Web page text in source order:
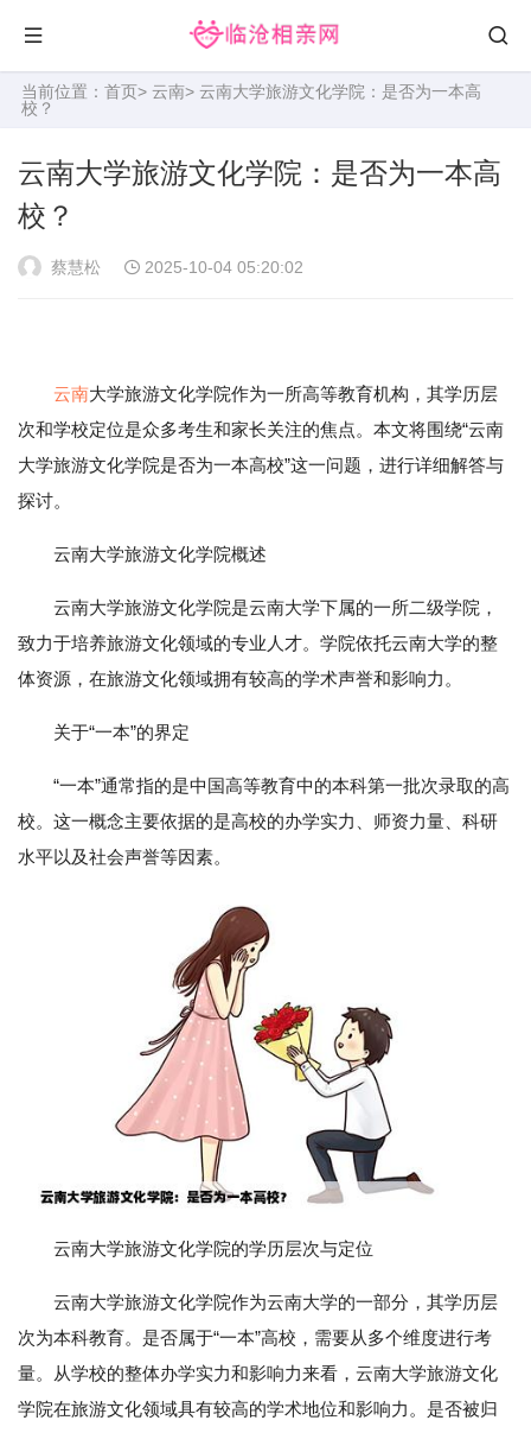
当前位置： 首页> 云南> 云南大学旅游文化学院：是否为一本高
校？
云南大学旅游文化学院：是否为一本高
校？
蔡慧松 2025-10-04 05:20:02
云南大学旅游文化学院作为一所高等教育机构，其学历层
次和学校定位是众多考生和家长关注的焦点。本文将围绕“云南
大学旅游文化学院是否为一本高校”这一问题，进行详细解答与
探讨。
云南大学旅游文化学院概述
云南大学旅游文化学院是云南大学下属的一所二级学院，
致力于培养旅游文化领域的专业人才。学院依托云南大学的整
体资源，在旅游文化领域拥有较高的学术声誉和影响力。
关于“一本”的界定
“一本”通常指的是中国高等教育中的本科第一批次录取的高
校。这一概念主要依据的是高校的办学实力、师资力量、科研
水平以及社会声誉等因素。
云南大学旅游文化学院的学历层次与定位
云南大学旅游文化学院作为云南大学的一部分，其学历层
次为本科教育。是否属于“一本”高校，需要从多个维度进行考
量。从学校的整体办学实力和影响力来看，云南大学旅游文化
学院在旅游文化领域具有较高的学术地位和影响力。是否被归